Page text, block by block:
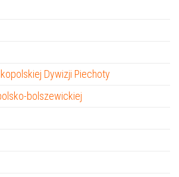
Dywizji Piechoty
bolszewickiej